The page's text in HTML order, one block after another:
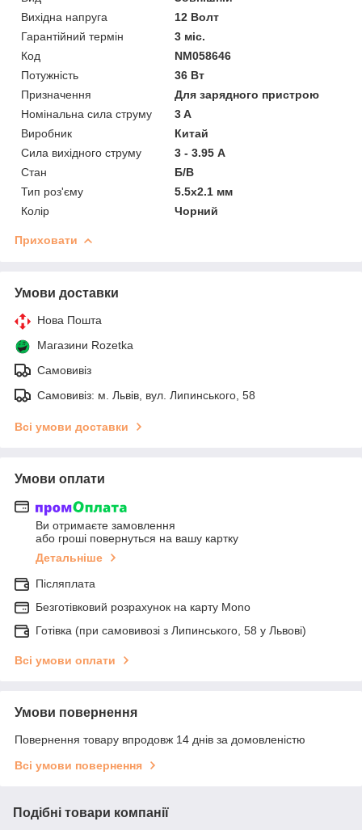
Вихідна напруга
12 Волт
Гарантійний термін
3 міс.
Код
NM058646
Потужність
36 Вт
Призначення
Для зарядного пристрою
Номінальна сила струму
3 A
Виробник
Китай
Сила вихідного струму
3 - 3.95 А
Стан
Б/В
Тип роз'єму
5.5x2.1 мм
Колір
Чорний
Приховати
Умови доставки
Нова Пошта
Магазини Rozetka
Самовивіз
Самовивіз: м. Львів, вул. Липинського, 58
Всі умови доставки
Умови оплати
Ви отримаєте замовлення
або гроші повернуться на вашу картку
Детальніше
Післяплата
Безготівковий розрахунок на карту Mono
Готівка (при самовивозі з Липинського, 58 у Львові)
Всі умови оплати
Умови повернення
Повернення товару впродовж 14 днів за домовленістю
Всі умови повернення
Подібні товари компанії